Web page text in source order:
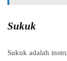
Sukuk
Sukuk adalah